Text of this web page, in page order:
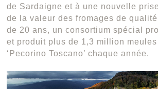
de Sardaigne et à une nouvelle
de la valeur des fromages de
de 20 ans, un consortium spécial
et produit plus de 1,3 million meules
‘Pecorino Toscano’ chaque année.